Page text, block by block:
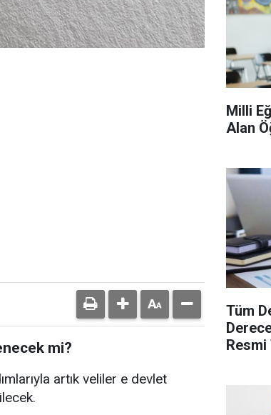
mi?
artık veliler e devlet
Milli
Alan
Tüm
Resmi